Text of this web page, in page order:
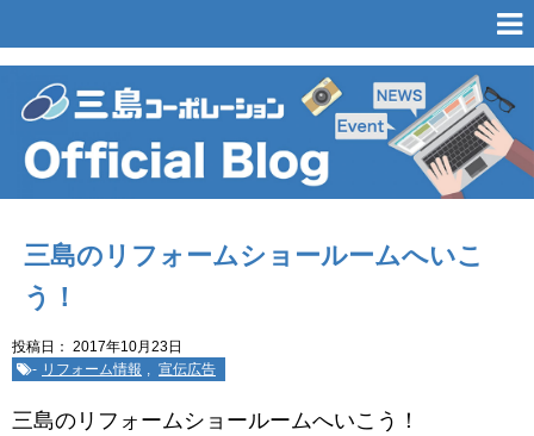
三島のリフォームショールームへいこ
う！
投稿日： 2017年10月23日
- リフォーム情報 宣伝広告
三島のリフォームショールームへいこう！